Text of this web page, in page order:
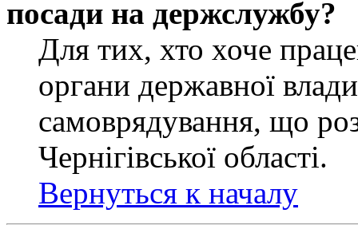
посади на держслужбу?
Для тих, хто хоче
органи державної
самоврядування, що
Чернігівської області.
Вернуться к началу